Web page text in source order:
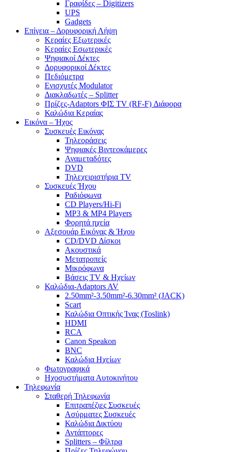
Γραφίδες – Digitizers
UPS
Gadgets
Επίγεια – Δορυφορική Λήψη
Κεραίες Εξωτερικές
Κεραίες Εσωτερικές
Ψηφιακοί Δέκτες
Δορυφορικοί Δέκτες
Πεδιόμετρα
Ενισχυτές Modulator
Διακλαδωτές – Splitter
Πρίζες-Adaptors ΦΙΣ TV (RF-F) Διάφορα
Καλώδια Κεραίας
Εικόνα – Ήχος
Συσκευές Εικόνας
Τηλεοράσεις
Ψηφιακές Βιντεοκάμερες
Αναμεταδότες
DVD
Τηλεχειριστήρια TV
Συσκευές Ήχου
Ραδιόφωνα
CD Players/Hi-Fi
MP3 & MP4 Players
Φορητά ηχεία
Αξεσουάρ Εικόνας & Ήχου
CD/DVD Δίσκοι
Ακουστικά
Μετατροπείς
Μικρόφωνα
Βάσεις TV & Ηχείων
Καλώδια-Adaptors AV
2.50mm²-3.50mm²-6.30mm² (JACK)
Scart
Καλώδια Οπτικής Ίνας (Toslink)
HDMI
RCA
Canon Speakon
BNC
Καλώδια Ηχείων
Φωτογραφικά
Ηχοσυστήματα Αυτοκινήτου
Τηλεφωνία
Σταθερή Τηλεφωνία
Επιτραπέζιες Συσκευές
Ασύρματες Συσκευές
Καλώδια Δικτύου
Αντάπτορες
Splitters – Φίλτρα